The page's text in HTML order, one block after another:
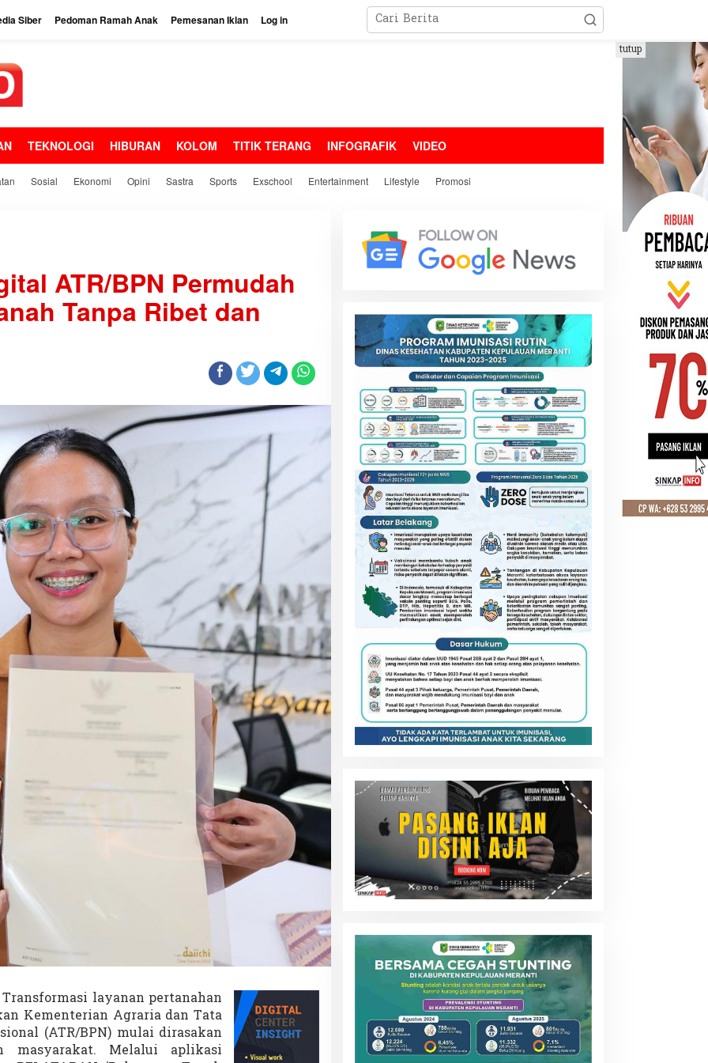
Siber Pedoman Ramah Anak Pemesanan Iklan Log in
TEKNOLOGI HIBURAN KOLOM TITIK TERANG INFOGRAFIK VIDEO
Sosial Ekonomi Opini Sastra Sports Exschool Entertainment Lifestyle Promosi
tutup
ATR/BPN Permudah
Tanpa Ribet dan
layanan pertanahan
Kementerian Agraria dan Tata
(ATR/BPN) mulai dirasakan
masyarakat. Melalui aplikasi